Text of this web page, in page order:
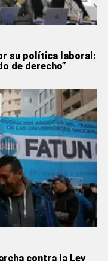
su política laboral:
de derecho”
contra la Ley